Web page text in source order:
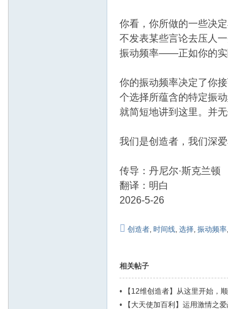
你看，你所做的一些决
不发表某些言论去压人
振动频率——正如你的实
你的振动频率决定了你
个选择所蕴含的特定振
就简短地讲到这里。并
我们是创造者，我们深爱
传导：丹尼尔·斯克兰顿
翻译：明白
2026-5-26
创造者, 时间线,选择,振动频率
相关帖子
• 【12维创造者】从这里开始，
•
【大天使加百利】运用激情之